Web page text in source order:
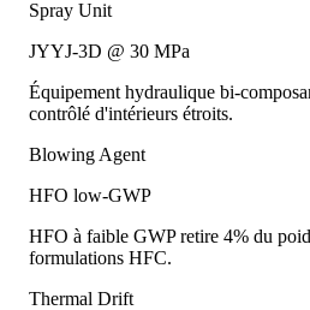
Spray Unit
JYYJ-3D @ 30 MPa
Équipement hydraulique bi-
contrôlé d'intérieurs étroits.
Blowing Agent
HFO low-GWP
HFO à faible GWP retire 4% du
formulations HFC.
Thermal Drift